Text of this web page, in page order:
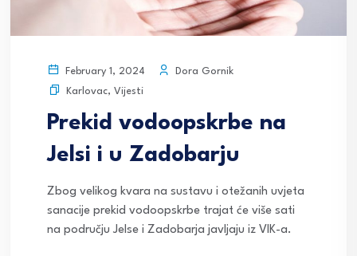
February 1, 2024
Dora Gornik
Karlovac, Vijesti
Prekid vodoopskrbe na
Jelsi i u Zadobarju
Zbog velikog kvara na sustavu i otežanih uvjeta
sanacije prekid vodoopskrbe trajat će više sati
na području Jelse i Zadobarja javljaju iz VIK-a.